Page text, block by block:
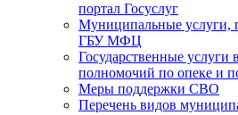
портал Госуслуг
Муниципальные услуги,
ГБУ МФЦ
Государственные услуги
полномочий по опеке и
Меры поддержки СВО
Перечень видов